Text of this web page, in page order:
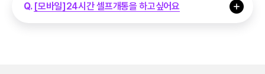
[모바일]24시간 셀프개통을 하고싶어요